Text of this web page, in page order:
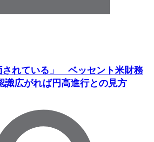
されている」 ベッセント米財務
広がれば円高進行との見方